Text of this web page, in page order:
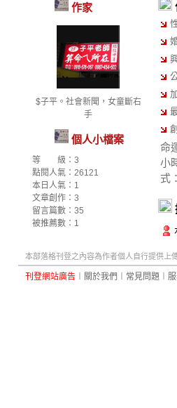
作家
$子平。社會新聞，女童斷右
手
個人小檔案
等 級：3
點閱人氣：26121
本日人氣：1
文章創作：3
留言篇數：35
被推薦數： 1
命
小
式
本部落格刊登之內容為作者個人自行提供上
刊登網站廣告 關於我們 常見問題